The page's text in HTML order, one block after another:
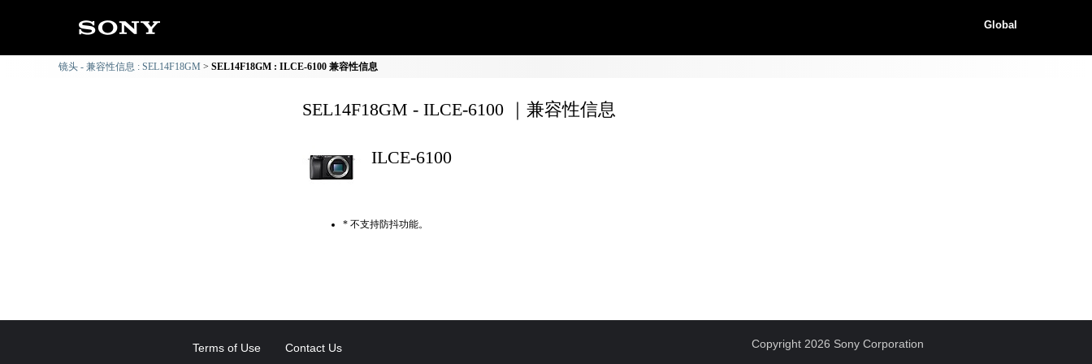
Global
镜头 - 兼容性信息 : SEL14F18GM SEL14F18GM : ILCE-6100 兼容性信息
SEL14F18GM - ILCE-6100 ｜兼容性信息
ILCE-6100
* 不支持防抖功能。
Terms of Use Contact Us Copyright 2026 Sony Corporation